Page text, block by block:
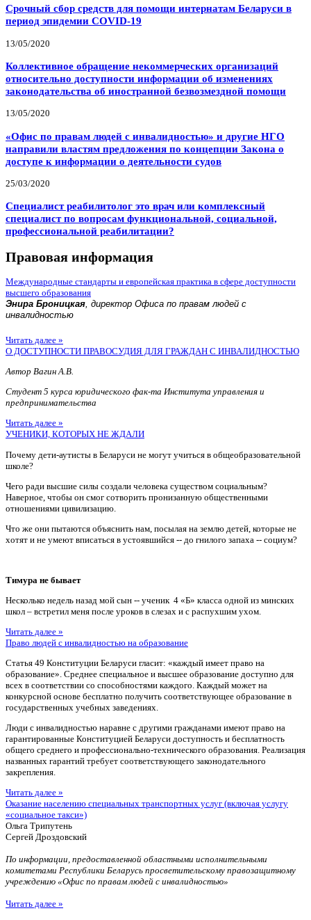
Срочный сбор средств для помощи интернатам Беларуси в
период эпидемии COVID-19
13/05/2020
Коллективное обращение некоммерческих организаций
относительно доступности информации об изменениях
законодательства об иностранной безвозмездной помощи
13/05/2020
«Офис по правам людей с инвалидностью» и другие НГО
направили властям предложения по концепции Закона о
доступе к информации о деятельности судов
25/03/2020
Специалист реабилитолог это врач или комплексный
специалист по вопросам функциональной, социальной,
профессиональной реабилитации?
Правовая информация
Международные стандарты и европейская практика в сфере доступности
высшего образования
Энира Броницкая, директор Офиса по правам людей с
инвалидностью
Читать далее »
О ДОСТУПНОСТИ ПРАВОСУДИЯ ДЛЯ ГРАЖДАН С ИНВАЛИДНОСТЬЮ
Автор Вагин А.В.
Студент 5 курса юридического фак-та Института управления и
предпринимательства
Читать далее »
УЧЕНИКИ, КОТОРЫХ НЕ ЖДАЛИ
Почему дети-аутисты в Беларуси не могут учиться в общеобразовательной
школе?
Чего ради высшие силы создали человека существом социальным?
Наверное, чтобы он смог сотворить пронизанную общественными
отношениями цивилизацию.
Что же они пытаются объяснить нам, посылая на землю детей, которые не
хотят и не умеют вписаться в устоявшийся -- до гнилого запаха -- социум?
Тимура не бывает
Несколько недель назад мой сын -- ученик 4 «Б» класса одной из минских
школ – встретил меня после уроков в слезах и с распухшим ухом.
Читать далее »
Право людей с инвалидностью на образование
Статья 49 Конституции Беларуси гласит: «каждый имеет право на
образование». Среднее специальное и высшее образование доступно для
всех в соответствии со способностями каждого. Каждый может на
конкурсной основе бесплатно получить соответствующее образование в
государственных учебных заведениях.
Люди с инвалидностью наравне с другими гражданами имеют право на
гарантированные Конституцией Беларуси доступность и бесплатность
общего среднего и профессионально-технического образования. Реализация
названных гарантий требует соответствующего законодательного
закрепления.
Читать далее »
Оказание населению специальных транспортных услуг (включая услугу
«социальное такси»)
Ольга Трипутень
Сергей Дроздовский
По информации, предоставленной областными исполнительными
комитетами Республики Беларусь просветительскому правозащитному
учреждению «Офис по правам людей с инвалидностью»
Читать далее »